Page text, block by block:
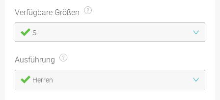
Verfügbare Größen
S
Ausführung
Herren